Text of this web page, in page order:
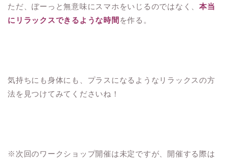
ただ、ぼーっと無意味にスマホをいじるのではなく、本当
にリラックスできるような時間 を作る。
気持ちにも身体にも、プラスになるようなリラックスの方
法を見つけてみてくださいね！
※次回のワークショップ開催は未定ですが、開催する際は